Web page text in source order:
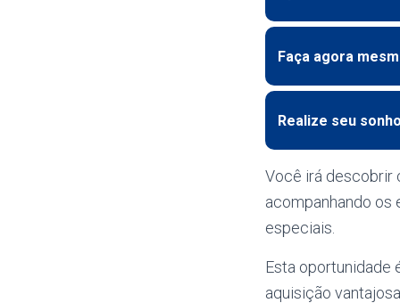
Faça agora
Realize seu
Você irá descobrir
acompanhando
especiais.
Esta oportunidade
aquisição